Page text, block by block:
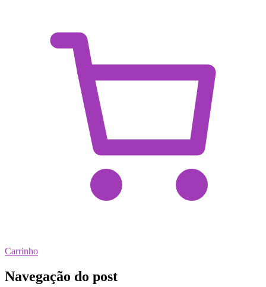
Carrinho
Navegação do post